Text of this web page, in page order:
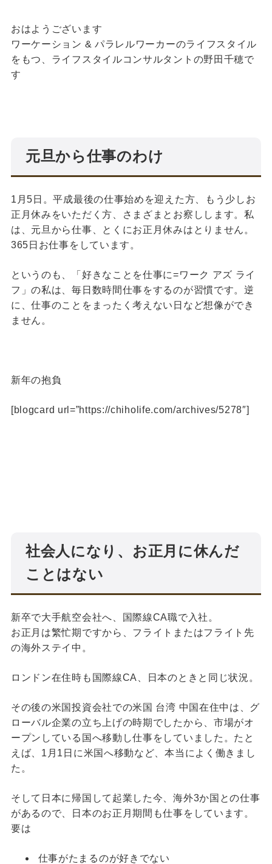
おはようございます
ワーケーション & パラレルワーカーのライフスタイル
をもつ、ライフスタイルコンサルタントの野田千穂で
す
元旦から仕事のわけ
1月5日。平成最後の仕事始めを迎えた方、もう少しお
正月休みをいただく方、さまざまとお察しします。私
は、元旦から仕事、とくにお正月休みはとりません。
365日お仕事をしています。
というのも、「好きなことを仕事に=ワーク アズ ライ
フ」の私は、毎日数時間仕事をするのが習慣です。逆
に、仕事のことをまったく考えない日など想像ができ
ません。
新年の抱負
[blogcard url=”https://chiholife.com/archives/5278″]
社会人になり、お正月に休んだ
ことはない
新卒で大手航空会社へ、国際線CA職で入社。
お正月は繁忙期ですから、フライトまたはフライト先
の海外ステイ中。
ロンドン在住時も国際線CA、日本のときと同じ状況。
その後の米国投資会社での米国 台湾 中国在住中は、グ
ローバル企業の立ち上げの時期でしたから、市場がオ
ープンしている国へ移動し仕事をしていました。たと
えば、1月1日に米国へ移動など、本当によく働きまし
た。
そして日本に帰国して起業した今、海外3か国との仕事
があるので、日本のお正月期間も仕事をしています。
要は
仕事がたまるのが好きでない